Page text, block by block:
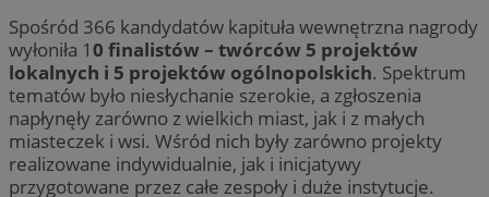
Spośród 366 kandydatów kapituła wewnętrzna nagrody
wyłoniła 10 finalistów – twórców 5 projektów
lokalnych i 5 projektów ogólnopolskich. Spektrum
tematów było niesłychanie szerokie, a zgłoszenia
napłynęły zarówno z wielkich miast, jak i z małych
miasteczek i wsi. Wśród nich były zarówno projekty
realizowane indywidualnie, jak i inicjatywy
przygotowane przez całe zespoły i duże instytucje.